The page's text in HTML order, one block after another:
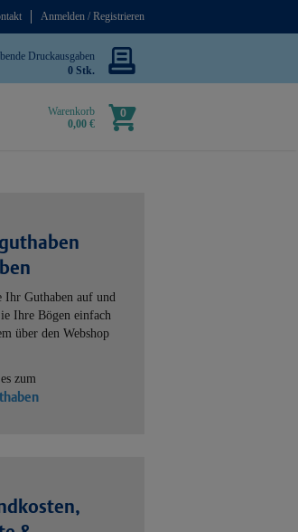
Anmelden / Registrieren
Druckausgaben
0 Stk.
Warenkorb
0,00 €
0
Ihr Guthaben auf und
Ihre Bögen einfach
über den Webshop
zum